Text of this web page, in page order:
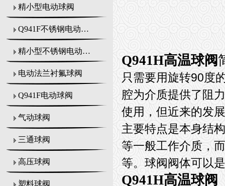
精小型电动球阀
Q941F不锈钢电动球阀
精小型不锈钢电动球阀
电动法兰衬氟球阀
Q941F电动球阀
气动球阀
三通球阀
高压球阀
塑料球阀
Q941H高温球阀
只需要用旋转90度
腔为介质提供了阻
使用，但近来的发
主要特点是本身结
等一般工作介质，
等。球阀阀体可以
Q941H高温球阀